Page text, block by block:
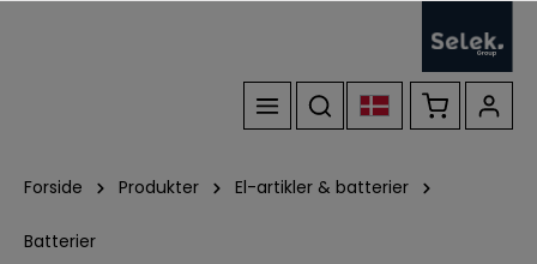
Forside Produkter El-artikler & batterier
Batterier